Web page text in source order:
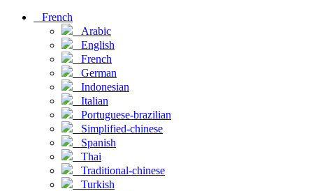
French
Arabic
English
French
German
Indonesian
Italian
Portuguese-brazilian
Simplified-chinese
Spanish
Thai
Traditional-chinese
Turkish